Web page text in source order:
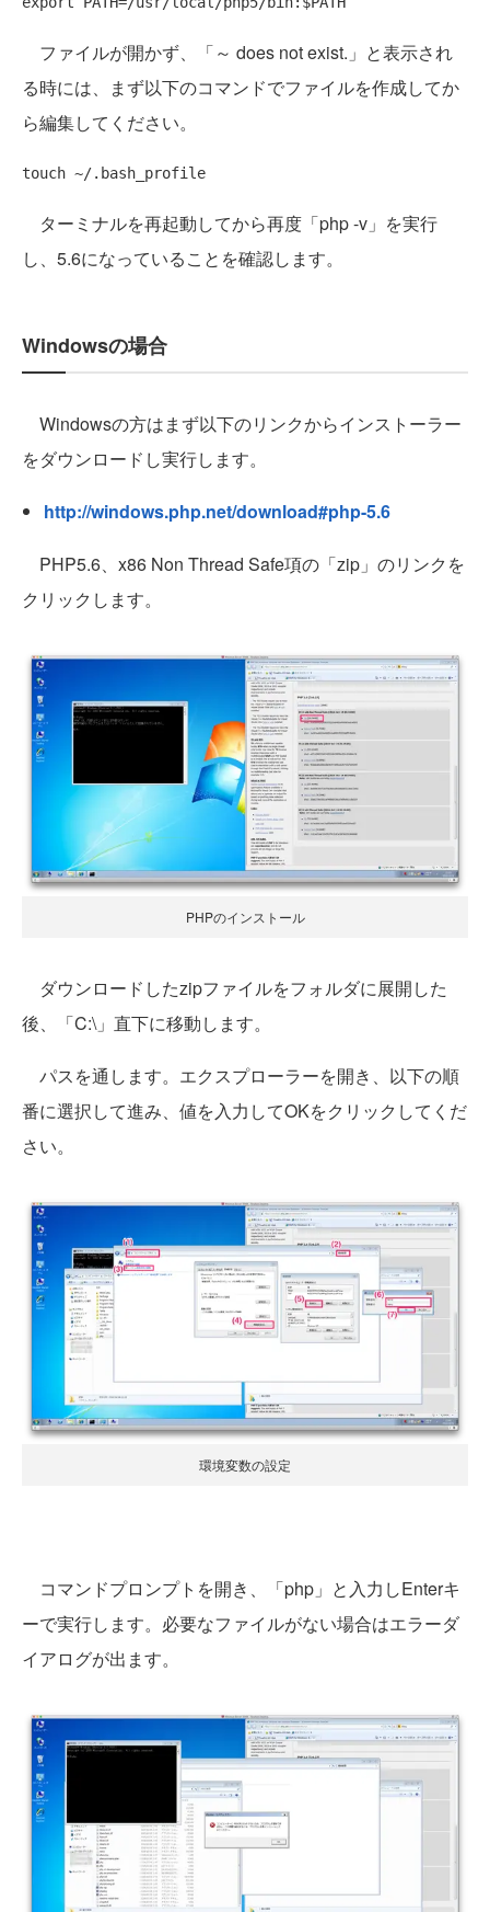
ファイルが開かず、「～ does not exist.」と表示され
る時には、まず以下のコマンドでファイルを作成してか
ら編集してください。
ターミナルを再起動してから再度「php -v」を実行
し、5.6になっていることを確認します。
Windowsの場合
Windowsの方はまず以下のリンクからインストーラー
をダウンロードし実行します。
http://windows.php.net/download#php-5.6
PHP5.6、x86 Non Thread Safe項の「zip」のリンクを
クリックします。
PHPのインストール
ダウンロードしたzipファイルをフォルダに展開した
後、「C:\」直下に移動します。
パスを通します。エクスプローラーを開き、以下の順
番に選択して進み、値を入力してOKをクリックしてくだ
さい。
環境変数の設定
コマンドプロンプトを開き、「php」と入力しEnterキ
ーで実行します。必要なファイルがない場合はエラーダ
イアログが出ます。